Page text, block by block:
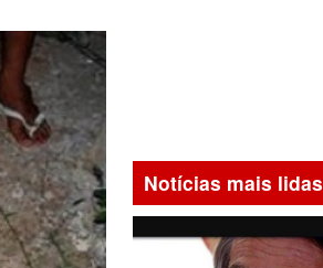
Notícias mais lidas